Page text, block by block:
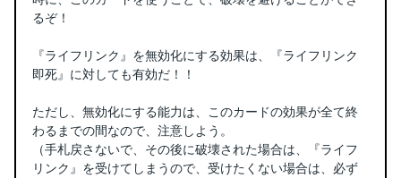
るぞ！
『ライフリンク』を無効化にする効果は、『ライフリンク
即死』に対しても有効だ！！
ただし、無効化にする能力は、このカードの効果が全て終
わるまでの間なので、注意しよう。
（手札戻さないで、その後に破壊された場合は、『ライフ
リンク』を受けてしまうので、受けたくない場合は、必ず